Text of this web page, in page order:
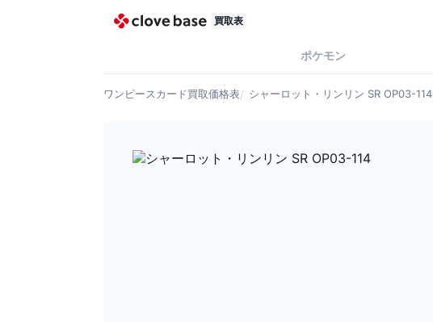
買取表
ポケモン
ワンピースカード買取価格表 シャーロット・リンリン SR OP03-114